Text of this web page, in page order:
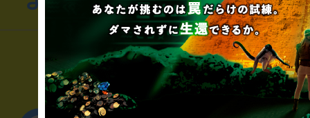
▼一般のお客様